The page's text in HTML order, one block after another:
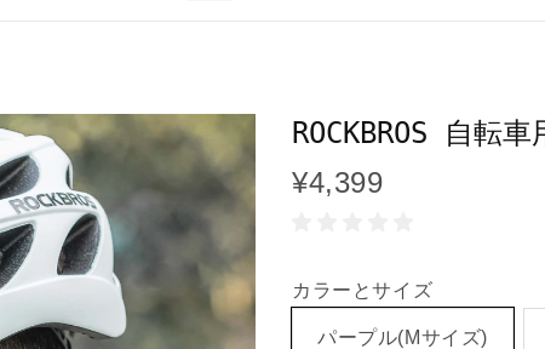
ROCKBROS 自転
¥4,399
カラーとサイズ
パープル(Mサイズ)